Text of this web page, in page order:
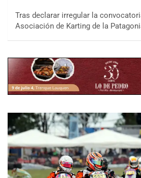
Tras declarar irregular la
Asociación de Karting de la